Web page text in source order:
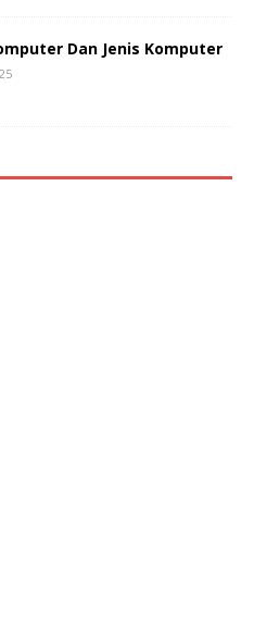
Dan Jenis Komputer